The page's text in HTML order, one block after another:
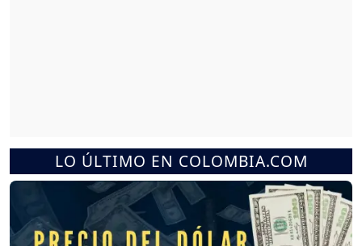
LO ÚLTIMO EN COLOMBIA.COM